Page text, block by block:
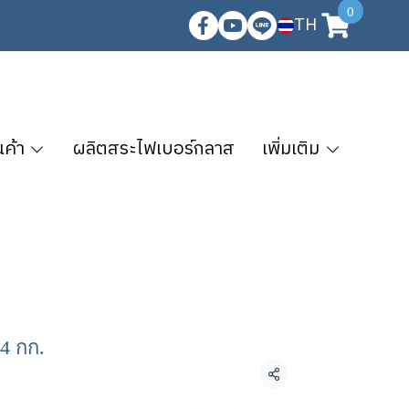
TH
0
า ผลิตสระไฟเบอร์กลาส เพิ่มเติม
กก.
แชร์